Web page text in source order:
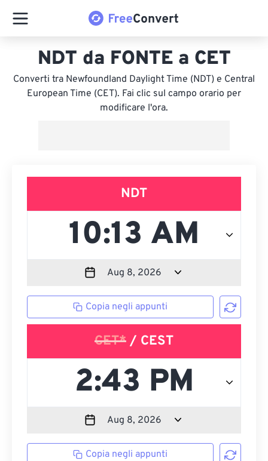
NDT da FONTE a CET
Converti tra Newfoundland Daylight Time (NDT) e Central
European Time (CET). Fai clic sul campo orario per
modificare l'ora.
NDT
Copia negli appunti
CET* / CEST
Copia negli appunti